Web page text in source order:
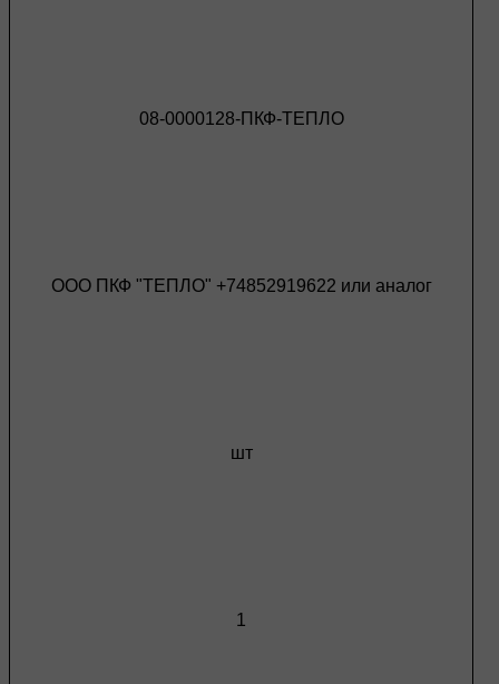
08-0000128-ПКФ-ТЕПЛО
ООО ПКФ "ТЕПЛО" +74852919622 или аналог
шт
1